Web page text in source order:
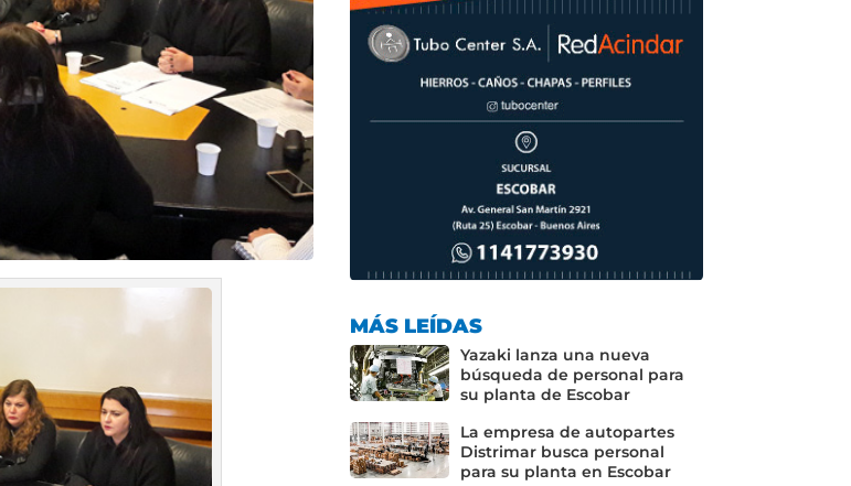
MÁS LEÍDAS
Yazaki lanza una nueva
búsqueda de personal para
su planta de Escobar
La empresa de autopartes
Distrimar busca personal
para su planta en Escobar